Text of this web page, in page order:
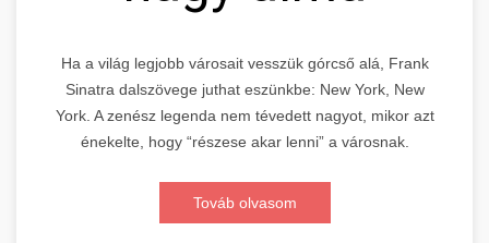
Ha a világ legjobb városait vesszük górcső alá, Frank
Sinatra dalszövege juthat eszünkbe: New York, New
York. A zenész legenda nem tévedett nagyot, mikor azt
énekelte, hogy “részese akar lenni” a városnak.
Továb olvasom